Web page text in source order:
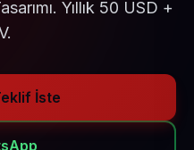
Yıllık 50 USD +
İste